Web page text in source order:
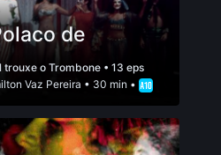
de
trouxe o Trombone • 13 eps
Vaz Pereira • 30 min •